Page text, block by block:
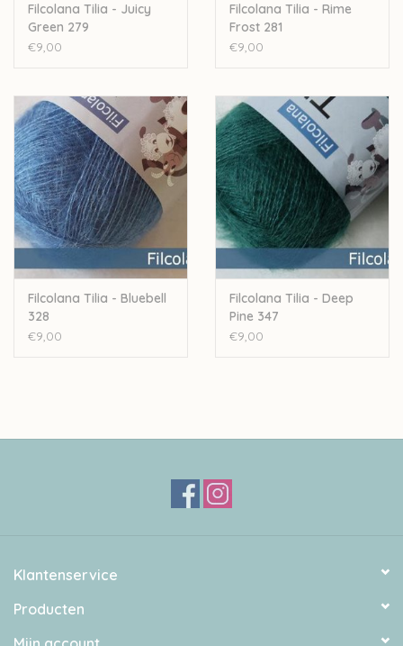
Let op: de kleur op beeld kan afwijken van de werkelijke kleur.
Filcolana Tilia - Juicy
Green 279
€9,00
Filcolana Tilia - Rime
Frost 281
€9,00
Filcolana Tilia - Bluebell
328
€9,00
Filcolana Tilia - Deep
Pine 347
€9,00
Klantenservice
Producten